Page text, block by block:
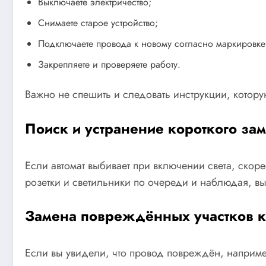
Снимаете старое устройство;
Подключаете провода к новому согласно
Закрепляете и проверяете работу.
Важно не спешить и следовать инструкции,
Поиск и устранение короткого
Если автомат выбивает при включении света,
розетки и светильники по очереди и наблюдая,
Замена повреждённых участков
Если вы увидели, что провод повреждён,